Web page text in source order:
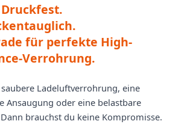
für perfekte High-
Verrohrung.
Ladeluftverrohrung, eine
Ansaugung oder eine belastbare
brauchst du keine Kompromisse.